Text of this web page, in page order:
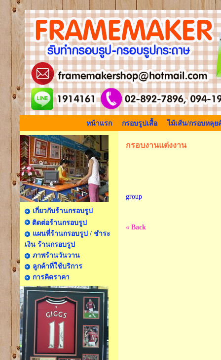
หน้าแรก กรอบรูปเสื้อ ไม้เส้น/กรอบหลุย
เกี่ยวกับร้านกรอบรูป
ติดต่อร้านกรอบรูป
แผนที่ร้านกรอบรูป / ชำระ
เงิน ร้านกรอบรูป
ภาพร้านวันวาน
ลูกค้าที่ใช้บริการ
การคิดราคา
กรอบงานแต่งงาน
group
« Back